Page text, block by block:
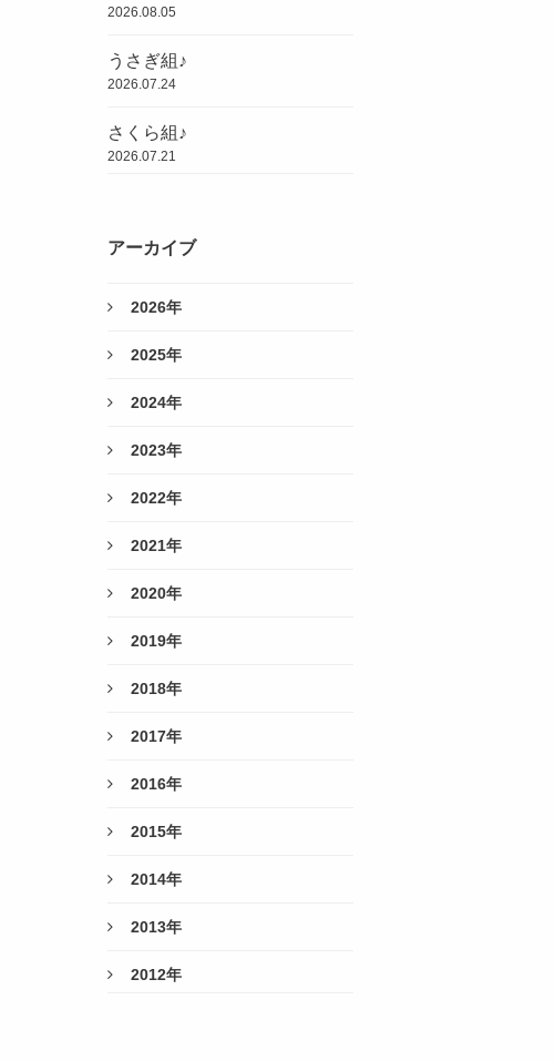
2026.08.05
うさぎ組♪
2026.07.24
さくら組♪
2026.07.21
アーカイブ
2026年
2025年
2024年
2023年
2022年
2021年
2020年
2019年
2018年
2017年
2016年
2015年
2014年
2013年
2012年